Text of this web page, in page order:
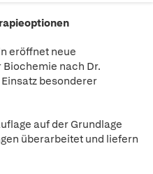
eröffnet neue
nach Dr.
besonderer
auf der Grundlage
überarbeitet und liefern